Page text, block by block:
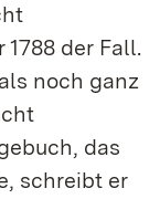
der Fall.
noch ganz
das
schreibt er